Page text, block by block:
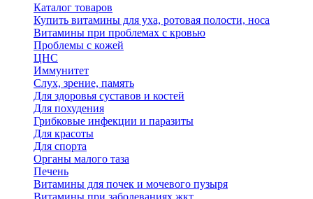
Каталог товаров
Купить витамины для уха, ротовая полости, носа
Витамины при проблемах с кровью
Проблемы с кожей
ЦНС
Иммунитет
Слух, зрение, память
Для здоровья суставов и костей
Для похудения
Грибковые инфекции и паразиты
Для красоты
Для спорта
Органы малого таза
Печень
Витамины для почек и мочевого пузыря
Витамины при заболеваниях жкт